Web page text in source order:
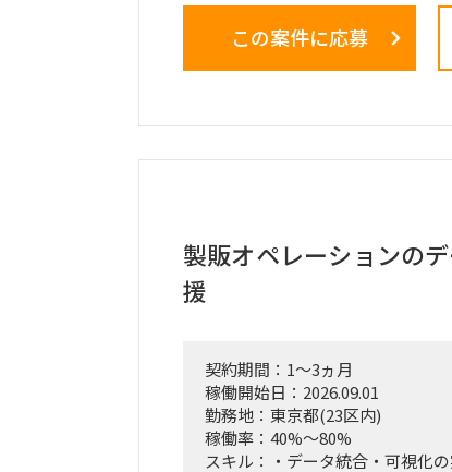
■業務内容
・業務ログ取得・分析を行うメ
・現場担当者へのヒアリングお
・幹部層への中間報告、最終報
テーション
・調査・分析結果の構造化および
・費用対効果の試算、ロードマッ
・下位メンバーのリードおよびタ
・幹部層向け報告資料の作成、プ
この案件に応募
製販オペレーションの
援
契約期間：1～3ヵ月
稼働開始日：2026.09.01
勤務地：東京都(23区内)
稼働率：40%～80%
スキル：・データ統合・可視化